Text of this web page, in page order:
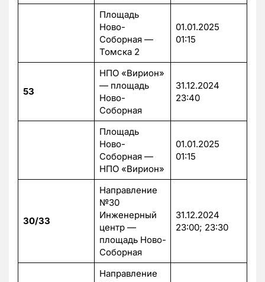
Площадь
Ново-
Соборная —
Томска 2
01.01.2025
01:15
53
НПО «Вирион»
— площадь
Ново-
Соборная
31.12.2024
23:40
Площадь
Ново-
Соборная —
НПО «Вирион»
01.01.2025
01:15
30/33
Направление
№30
Инженерный
центр —
площадь Ново-
Соборная
31.12.2024
23:00; 23:30
Направление